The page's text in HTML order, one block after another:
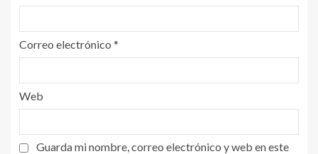
Correo electrónico *
Web
Guarda mi nombre, correo electrónico y web en este